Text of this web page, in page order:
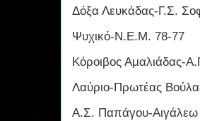
Δόξα Λευκάδας-Γ.Σ.
Ψυχικό-Ν.Ε.Μ. 78-77
Κόροιβος Αμαλιάδας-
Λαύριο-Πρωτέας
Α.Σ. Παπάγου-Αιγάλεω